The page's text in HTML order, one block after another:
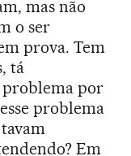
mas não
o ser
prova. Tem
tá
problema por
problema
Em